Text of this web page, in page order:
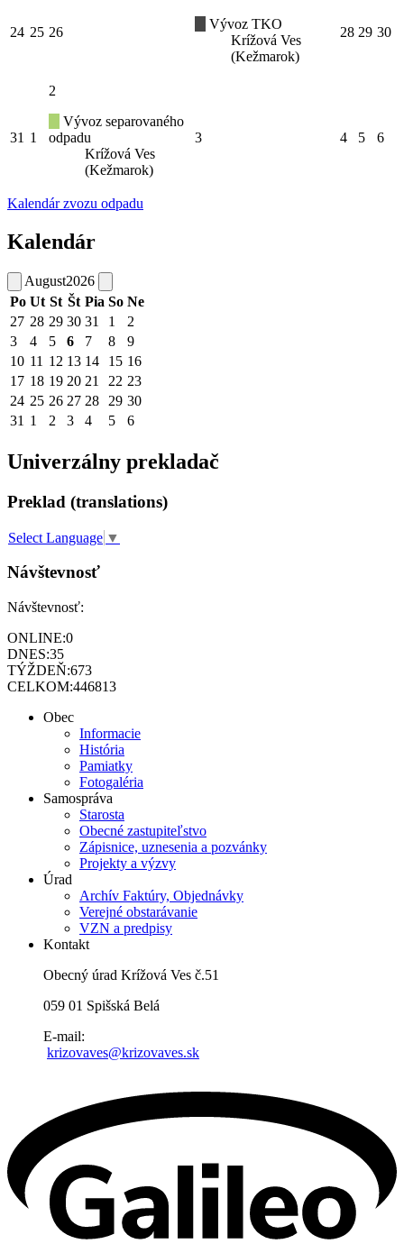
24 25 26
Vývoz TKO
Krížová Ves
(Kežmarok)
28 29 30
31 1
2
Vývoz separovaného
odpadu
Krížová Ves
(Kežmarok)
3 4 5 6
Kalendár zvozu odpadu
Kalendár
August2026
Po Ut St Št Pia So Ne
27 28 29 30 31 1
2
3
4 5 6 7 8
9
10 11 12 13 14 15 16
17 18 19 20 21 22 23
24 25 26 27 28 29 30
31 1 2 3 4 5 6
Univerzálny prekladač
Preklad (translations)
Select Language ▼
Návštevnosť
Návštevnosť:
ONLINE:0
DNES:35
TÝŽDEŇ:673
CELKOM:446813
Obec
Informacie
História
Pamiatky
Fotogaléria
Samospráva
Starosta
Obecné zastupiteľstvo
Zápisnice, uznesenia a pozvánky
Projekty a výzvy
Úrad
Archív Faktúry, Objednávky
Verejné obstarávanie
VZN a predpisy
Kontakt
Obecný úrad Krížová Ves č.51
059 01 Spišská Belá
E-mail:
krizovaves@krizovaves.sk